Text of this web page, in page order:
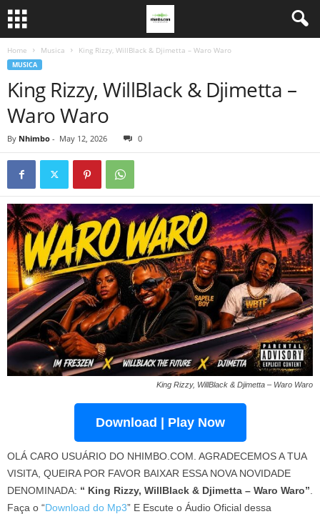
Home Musica King Rizzy, WillBlack & Djimetta – Waro Waro
MUSICA
King Rizzy, WillBlack & Djimetta –
Waro Waro
By Nhimbo - May 12, 2026 0
King Rizzy, WillBlack & Djimetta – Waro Waro
Download | Play Now
OLÁ CARO USUÁRIO DO NHIMBO.COM. AGRADECEMOS A TUA
VISITA, QUEIRA POR FAVOR BAIXAR ESSA NOVA NOVIDADE
DENOMINADA: “ King Rizzy, WillBlack & Djimetta – Waro Waro”
Faça o “Download do Mp3” E Escute o Áudio Oficial dessa